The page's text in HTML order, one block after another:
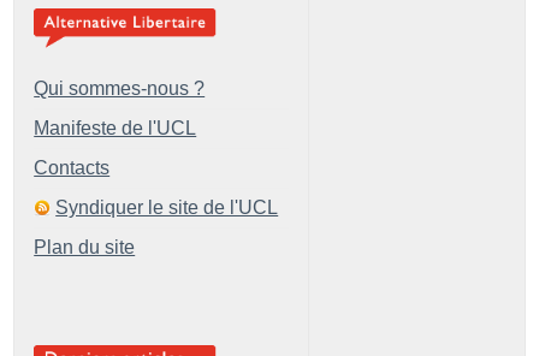
Qui sommes-nous ?
Manifeste de l'UCL
Contacts
Syndiquer le site de l'UCL
Plan du site